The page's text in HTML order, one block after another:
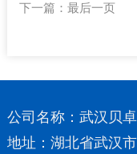
下一篇： 最后一页
公司名称：武汉贝
地址：湖北省武汉